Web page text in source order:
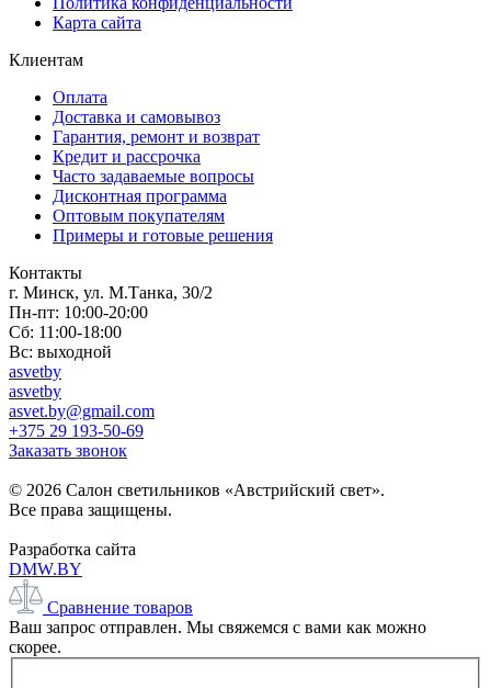
Карта сайта
Клиентам
Оплата
Доставка и самовывоз
Гарантия, ремонт и возврат
Кредит и рассрочка
Часто задаваемые вопросы
Дисконтная программа
Оптовым покупателям
Примеры и готовые решения
Контакты
г. Минск, ул. М.Танка, 30/2
Пн-пт: 10:00-20:00
Сб: 11:00-18:00
Вс: выходной
asvetby
asvetby
asvet.by@gmail.com
+375 29 193-50-69
Заказать звонок
© 2026 Салон светильников «Австрийский свет».
Все права защищены.
Разработка сайта
DMW.BY
Сравнение товаров
Ваш запрос отправлен. Мы свяжемся с вами как можно
скорее.